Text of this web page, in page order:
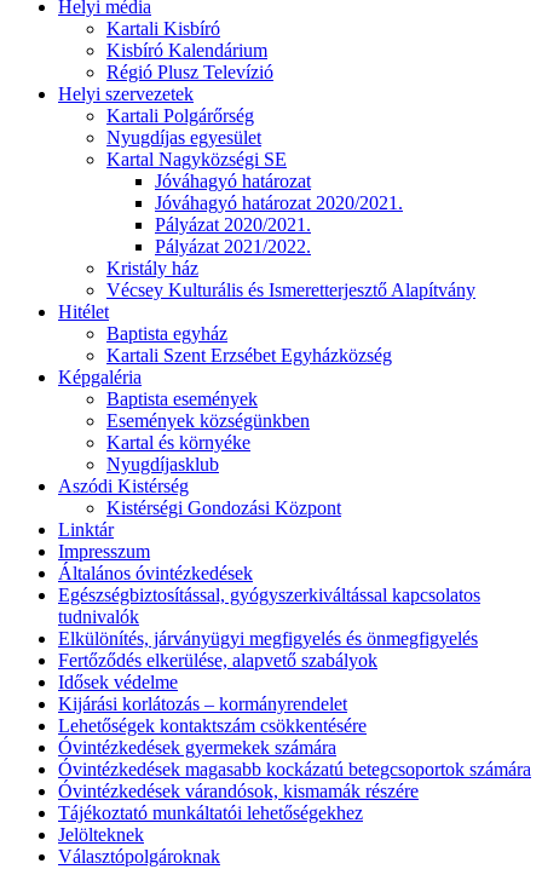
Helyi média
Kartali Kisbíró
Kisbíró Kalendárium
Régió Plusz Televízió
Helyi szervezetek
Kartali Polgárőrség
Nyugdíjas egyesület
Kartal Nagyközségi SE
Jóváhagyó határozat
Jóváhagyó határozat 2020/2021.
Pályázat 2020/2021.
Pályázat 2021/2022.
Kristály ház
Vécsey Kulturális és Ismeretterjesztő Alapítvány
Hitélet
Baptista egyház
Kartali Szent Erzsébet Egyházközség
Képgaléria
Baptista események
Események községünkben
Kartal és környéke
Nyugdíjasklub
Aszódi Kistérség
Kistérségi Gondozási Központ
Linktár
Impresszum
Általános óvintézkedések
Egészségbiztosítással, gyógyszerkiváltással kapcsolatos
tudnivalók
Elkülönítés, járványügyi megfigyelés és önmegfigyelés
Fertőződés elkerülése, alapvető szabályok
Idősek védelme
Kijárási korlátozás – kormányrendelet
Lehetőségek kontaktszám csökkentésére
Óvintézkedések gyermekek számára
Óvintézkedések magasabb kockázatú betegcsoportok számára
Óvintézkedések várandósok, kismamák részére
Tájékoztató munkáltatói lehetőségekhez
Jelölteknek
Választópolgároknak